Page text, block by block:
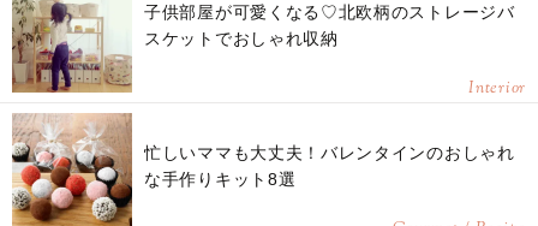
子供部屋が可愛くなる♡北欧柄のストレージバ
スケットでおしゃれ収納
Interior
忙しいママも大丈夫！バレンタインのおしゃれ
な手作りキット8選